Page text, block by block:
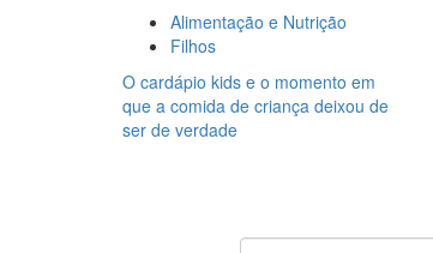
Alimentação e Nutrição
Filhos
O cardápio kids e o momento em
que a comida de criança deixou de
ser de verdade